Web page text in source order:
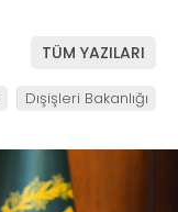
TÜM YAZILARI
Dışişleri Bakanlığı